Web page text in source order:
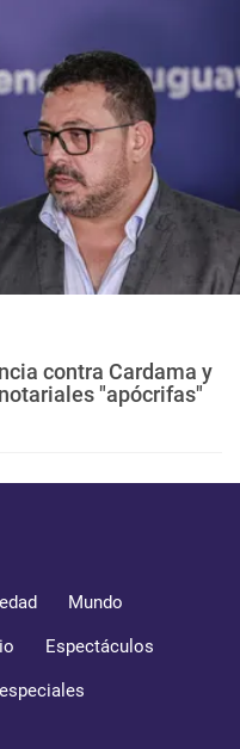
contra Cardama y
"apócrifas"
Mundo
Espectáculos